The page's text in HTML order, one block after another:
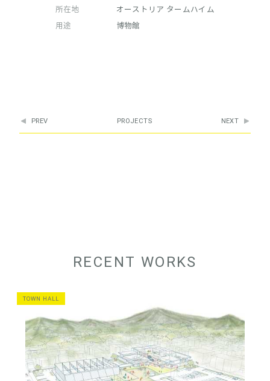
所在地
オーストリア タームハイム
用途
博物館
PREV PROJECTS NEXT
RECENT WORKS
TOWN HALL